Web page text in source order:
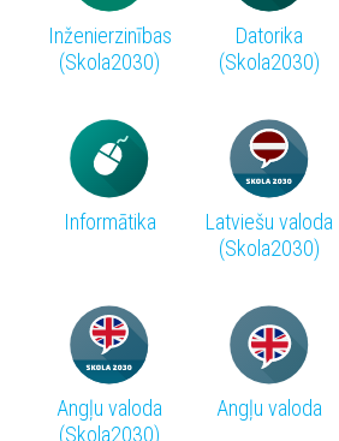
Inženierzinības
(Skola2030)
Datorika
(Skola2030)
Informātika
Latviešu valoda
(Skola2030)
Angļu valoda
(Skola2030)
Angļu valoda